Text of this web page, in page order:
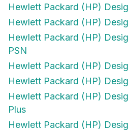
Hewlett Packard (HP)
Hewlett Packard (HP)
Hewlett Packard (HP)
PSN
Hewlett Packard (HP)
Hewlett Packard (HP)
Hewlett Packard (HP)
Plus
Hewlett Packard (HP)